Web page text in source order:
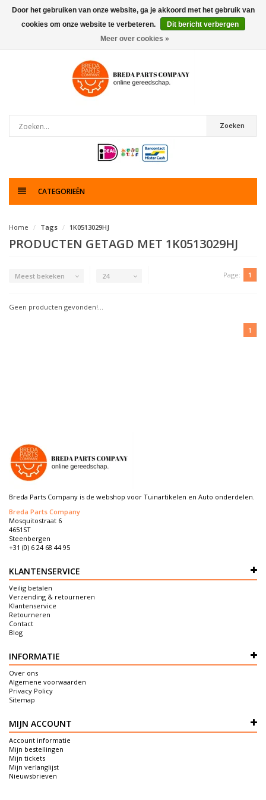
0artikelen
Zoeken
CATEGORIEËN
Home Tags 1K0513029HJ
PRODUCTEN GETAGD MET 1K0513029HJ
Meest bekeken 24 Page: 1
Geen producten gevonden!...
1
Breda Parts Company is de webshop voor Tuinartikelen en Auto onderdelen.
Breda Parts Company
Mosquitostraat 6
4651ST
Steenbergen
+31 (0) 6 24 68 44 95
KLANTENSERVICE
Veilig betalen
Verzending & retourneren
Klantenservice
Retourneren
Contact
Blog
INFORMATIE
Over ons
Algemene voorwaarden
Privacy Policy
Sitemap
MIJN ACCOUNT
Account informatie
Mijn bestellingen
Mijn tickets
Mijn verlanglijst
Nieuwsbrieven
Door het gebruiken van onze website, ga je akkoord met het gebruik van
cookies om onze website te verbeteren.
Dit bericht verbergen
Meer over cookies »